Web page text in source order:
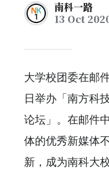
南科一路
13 Oct
大学校团委在邮
日举办「南方科
论坛」。在邮件
体的优秀新媒体
新，成为南科大